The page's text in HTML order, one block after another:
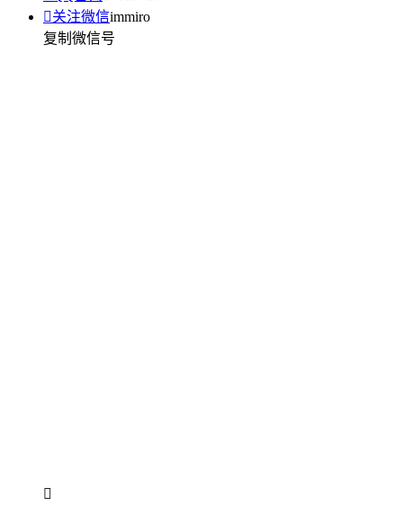
关注微信immiro
复制微信号
